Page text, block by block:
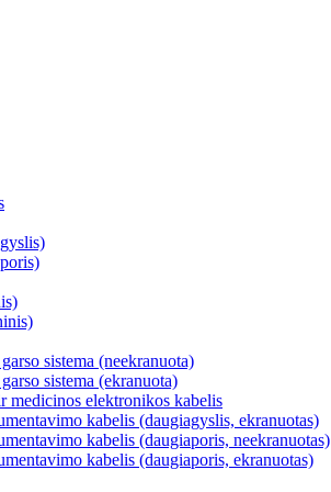
sistema (neekranuota)
sistema (ekranuota)
medicinos elektronikos kabelis
kabelis (daugiagyslis, ekranuotas)
kabelis (daugiaporis, neekranuotas)
kabelis (daugiaporis, ekranuotas)